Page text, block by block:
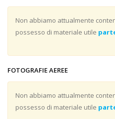
Non abbiamo attualmente
possesso di materiale utile
FOTOGRAFIE AEREE
Non abbiamo attualmente
possesso di materiale utile